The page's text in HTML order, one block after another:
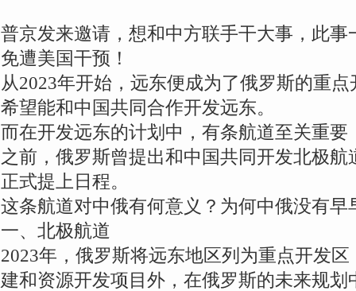
普京发来邀请，想和中方联手干大事，此
免遭美国干预！
从2023年开始，远东便成为了俄罗斯的重
希望能和中国共同合作开发远东。
而在开发远东的计划中，有条航道至关重
之前，俄罗斯曾提出和中国共同开发北极
正式提上日程。
这条航道对中俄有何意义？为何中俄没有早
一、北极航道
2023年，俄罗斯将远东地区列为重点开发
建和资源开发项目外，在俄罗斯的未来规